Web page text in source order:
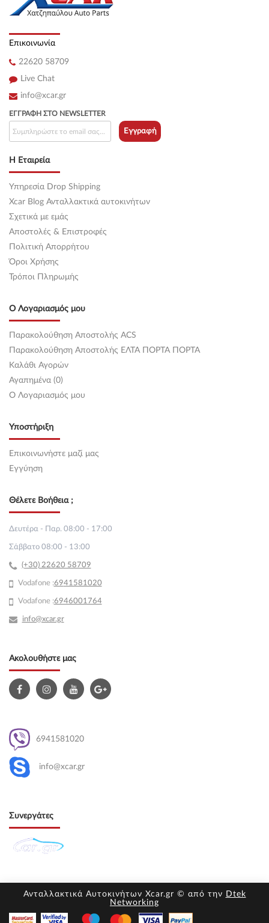
Επικοινωνία
22620 58709
Live Chat
info@xcar.gr
Η Εταιρεία
Υπηρεσία Drop Shipping
Xcar Blog Ανταλλακτικά αυτοκινήτων
Σχετικά με εμάς
Αποστολές & Επιστροφές
Πολιτική Απορρήτου
Όροι Χρήσης
Τρόποι Πληρωμής
Ο Λογαριασμός μου
Παρακολούθηση Αποστολής ACS
Παρακολούθηση Αποστολής ΕΛΤΑ ΠΟΡΤΑ ΠΟΡΤΑ
Καλάθι Αγορών
Αγαπημένα (0)
O Λογαριασμός μου
Υποστήριξη
Επικοινωνήστε μαζί μας
Εγγύηση
ΕΓΓΡΑΦΉ ΣΤΟ NEWSLETTER
Εγγραφή
Θέλετε Βοήθεια ;
Δευτέρα - Παρ. 08:00 - 17:00
Σάββατο 08:00 - 13:00
(+30) 22620 58709
Vodafone :6941581020
Vodafone :6946001764
info@xcar.gr
Ακολουθήστε μας
6941581020
info@xcar.gr
Συνεργάτες
Ανταλλακτικά Αυτοκινήτων Xcar.gr © από την Dtek
Networking